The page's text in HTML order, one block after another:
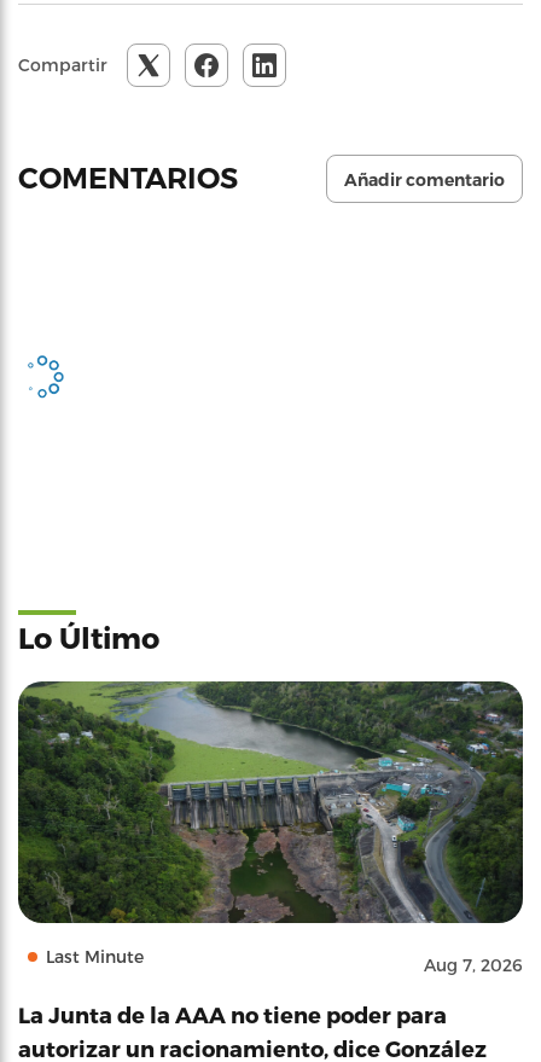
Compartir
COMENTARIOS Añadir comentario
Lo Último
Last Minute Aug 7, 2026
La Junta de la AAA no tiene poder para
autorizar un racionamiento, dice González